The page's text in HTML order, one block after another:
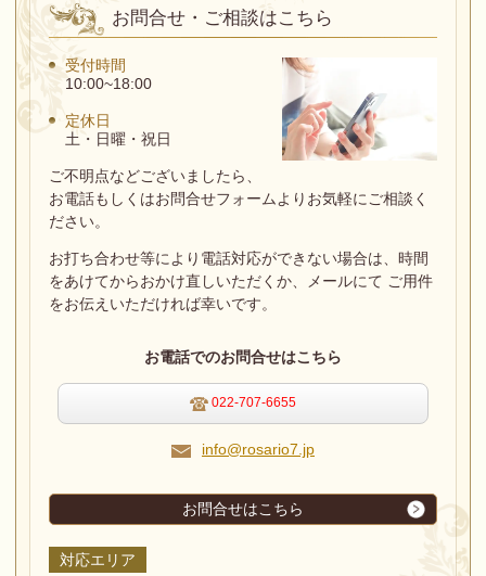
お問合せ・ご相談はこちら
受付時間
10:00~18:00
定休日
土・日曜・祝日
ご不明点などございましたら、
お電話もしくはお問合せフォームよりお気軽にご相談く
ださい。
お打ち合わせ等により電話対応ができない場合は、 時間
をあけてからおかけ直しいただくか、メールにて ご用件
をお伝えいただければ幸いです。
お電話でのお問合せはこちら
022-707-6655
info@rosario7.jp
お問合せはこちら
対応エリア